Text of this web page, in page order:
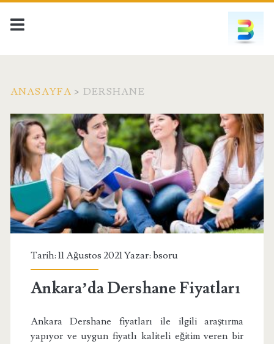
ANASAYFA > DERSHANE
Kategori:
<span>Dershane</
Tarih: 11 Ağustos 2021 Yazar: bsoru
Ankara’da Dershane Fiyatları
Ankara Dershane fiyatları ile ilgili araştırma
yapıyor ve uygun fiyatlı kaliteli eğitim veren bir